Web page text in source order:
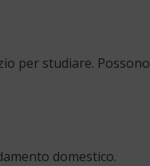
per studiare. Possono
domestico.